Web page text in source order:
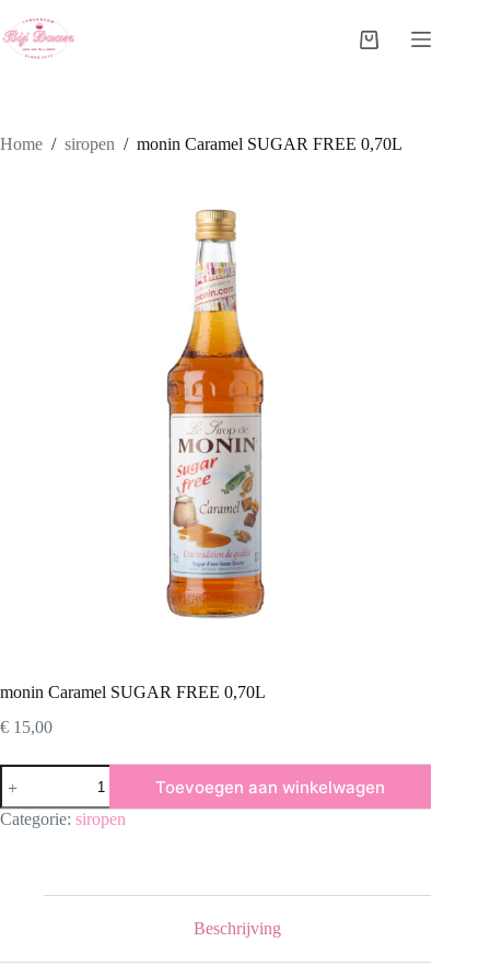
naar
de
Winkelwagen
Home / siropen / monin Caramel SUGAR FREE 0,70L
monin Caramel SUGAR FREE 0,70L
€ 15,00
monin
Caramel
SUGAR
FREE
Toevoegen aan winkelwagen
Categorie: siropen
Beschrijving